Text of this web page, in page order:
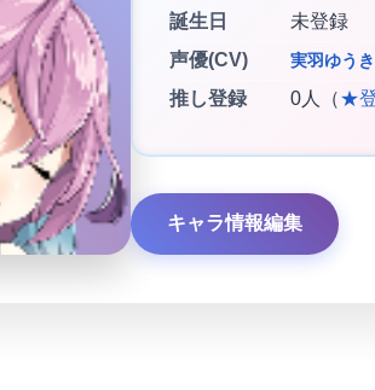
誕生日
未登録
声優(CV)
実羽ゆうき
推し登録 0人（★
キャラ情報編集